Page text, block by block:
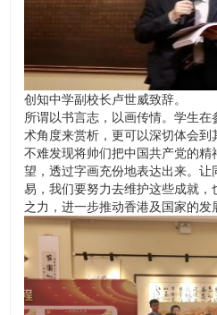
创知中学副校长卢世威致辞。
所谓以书言志，以画传情。学生
术角度来赏析，更可以深切体会到
不难发现将帅们把中国共产党的
望，透过字画充份地表达出来。
易，我们要努力去维护这些成就
之力，进一步推动香港及国家的发